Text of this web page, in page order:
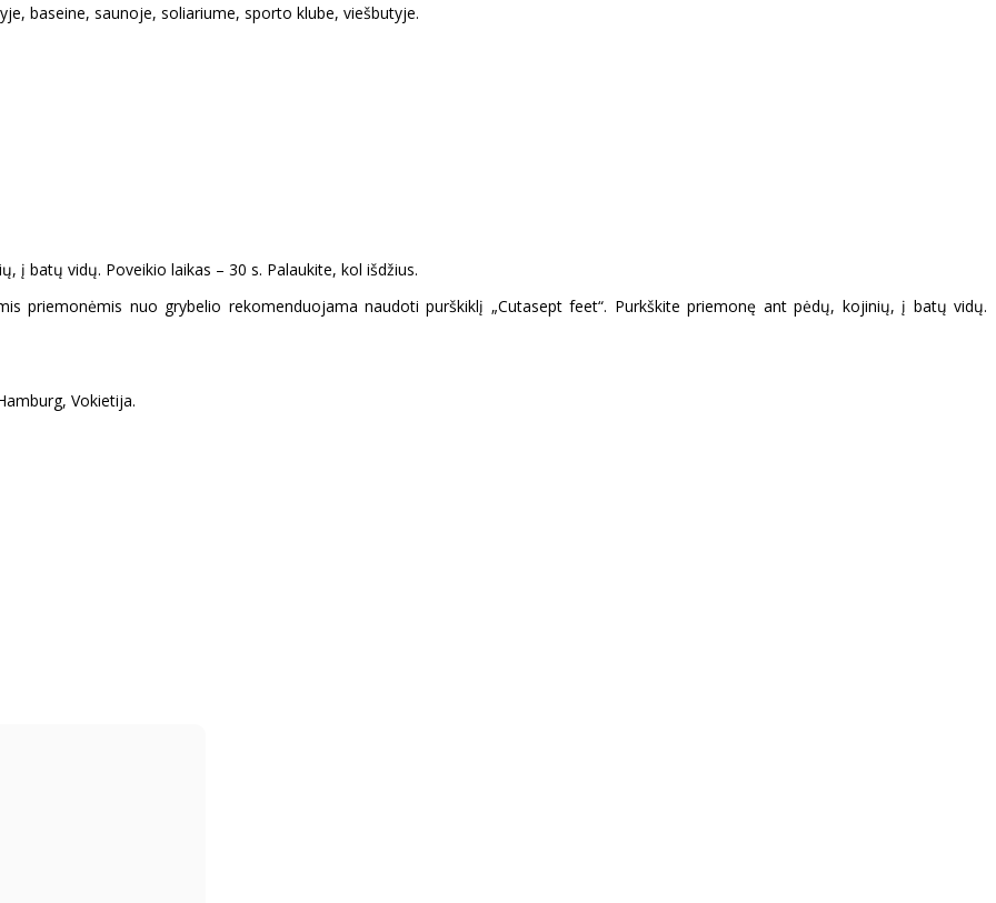
baseine, saunoje, soliariume, sporto klube, viešbutyje.
į batų vidų. Poveikio laikas – 30 s. Palaukite, kol išdžius.
priemonėmis nuo grybelio rekomenduojama naudoti purškiklį „Cutasept feet“. Purkškite priemonę ant pėdų, kojinių, į batų vidų.
Vokietija.